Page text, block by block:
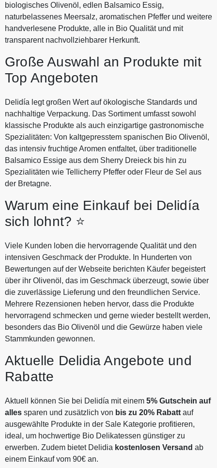
biologisches Olivenöl, edlen Balsamico Essig,
naturbelassenes Meersalz, aromatischen Pfeffer und weitere
handverlesene Produkte, alle in Bio Qualität und mit
transparent nachvollziehbarer Herkunft.
Große Auswahl an Produkte mit
Top Angeboten
Delidía legt großen Wert auf ökologische Standards und
nachhaltige Verpackung. Das Sortiment umfasst sowohl
klassische Produkte als auch einzigartige gastronomische
Spezialitäten: Von kaltgepresstem spanischen Bio Olivenöl,
das intensiv fruchtige Aromen entfaltet, über traditionelle
Balsamico Essige aus dem Sherry Dreieck bis hin zu
Spezialitäten wie Tellicherry Pfeffer oder Fleur de Sel aus
der Bretagne.
Warum eine Einkauf bei Delidía
sich lohnt? ⭐
Viele Kunden loben die hervorragende Qualität und den
intensiven Geschmack der Produkte. In Hunderten von
Bewertungen auf der Webseite berichten Käufer begeistert
über ihr Olivenöl, das im Geschmack überzeugt, sowie über
die zuverlässige Lieferung und den freundlichen Service.
Mehrere Rezensionen heben hervor, dass die Produkte
hervorragend schmecken und gerne wieder bestellt werden,
besonders das Bio Olivenöl und die Gewürze haben viele
Stammkunden gewonnen.
Aktuelle Delidia Angebote und
Rabatte
Aktuell können Sie bei Delidía mit einem 5% Gutschein auf
alles sparen und zusätzlich von bis zu 20% Rabatt auf
ausgewählte Produkte in der Sale Kategorie profitieren,
ideal, um hochwertige Bio Delikatessen günstiger zu
erwerben. Zudem bietet Delidia kostenlosen Versand ab
einem Einkauf vom 90€ an.